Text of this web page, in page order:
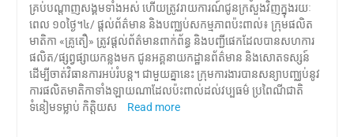
គ្រប់បណ្តាញសង្គមទាំងអស់ ហើយត្រូវរាយការណ៍ជូនក្រសួងវិញក្នុងរយៈ
ពេល ១០ថ្ងៃ។៤/ ផ្តល់ព័ត៌មាន និងបញ្ឈប់សកម្មភាពប៉ះពាល់៖ ក្រុមផលិត
មាតិកា «គ្រូតឿ» ត្រូវផ្តល់ព័ត៌មានពាក់ព័ន្ធ និងបញ្ជីផេកដែលបានសហការ
ផលិត/ផ្សព្វផ្សាយកន្លងមក ជូនអគ្គនាយកដ្ឋានព័ត៌មាន និងសោតទស្សន៍
ដើម្បីចាត់វិធានការអប់រំបន្ត។ ជាមួយគ្នានេះ ក្រុមការងារបានសន្យាបញ្ឈប់នូវ
ការផលិតមាតិកាទាំងឡាយណាដែលប៉ះពាល់ដល់វប្បធម៌ ប្រពៃណីជាតិ
ទំនៀមទម្លាប់ កិត្តិយស
Read more